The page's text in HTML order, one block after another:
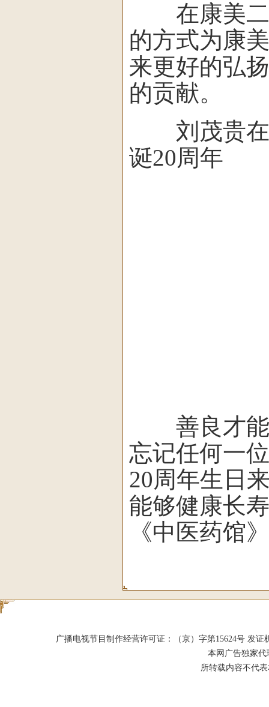
在康美二
的方式为康
来更好的弘
的贡献。
刘茂贵在
诞20周年
善良才能
忘记任何一
20周年生日
能够健康长
《中医药馆
广播电视节目制作经营许可证：（京）字第15624号 发证
本网广告独家
所转载内容不代